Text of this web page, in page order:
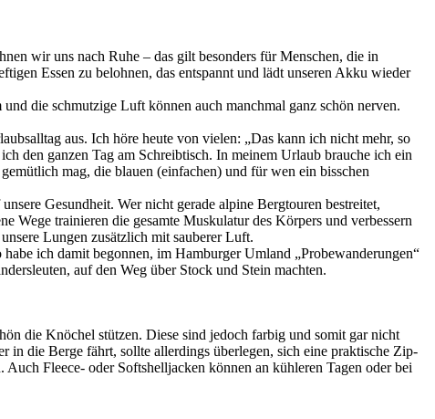
wir uns nach Ruhe – das gilt besonders für Menschen, die in
Essen zu belohnen, das entspannt und lädt unseren Akku wieder
die schmutzige Luft können auch manchmal ganz schön nerven.
aus. Ich höre heute von vielen: „Das kann ich nicht mehr, so
den ganzen Tag am Schreibtisch. In meinem Urlaub brauche ich ein
mag, die blauen (einfachen) und für wen ein bisschen
Gesundheit. Wer nicht gerade alpine Bergtouren bestreitet,
Wege trainieren die gesamte Muskulatur des Körpers und verbessern
Lungen zusätzlich mit sauberer Luft.
ich damit begonnen, im Hamburger Umland „Probewanderungen“
auf den Weg über Stock und Stein machten.
die Knöchel stützen. Diese sind jedoch farbig und somit gar nicht
die Berge fährt, sollte allerdings überlegen, sich eine praktische Zip-
Fleece- oder Softshelljacken können an kühleren Tagen oder bei